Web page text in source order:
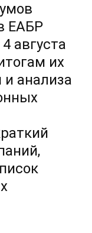
ЕАБР
августа
их
анализа